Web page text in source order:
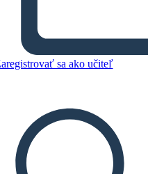
sa ako učiteľ
Storyboard